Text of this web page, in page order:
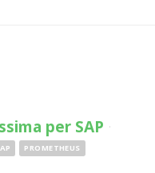
per SAP ·
PROMETHEUS